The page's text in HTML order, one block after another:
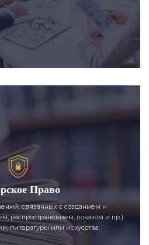
Право
связанных с созданием и
распространением, показом и пр.)
литературы или искусства.